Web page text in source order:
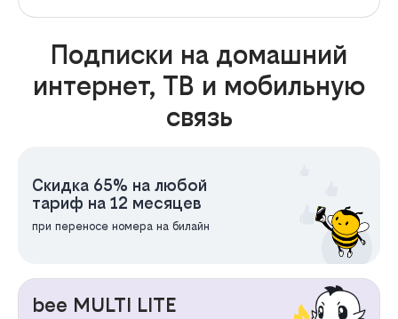
Подписки на домашний
интернет, ТВ и мобильную
связь
Скидка 65% на любой
тариф на 12 месяцев
при переносе номера на билайн
bee MULTI LITE